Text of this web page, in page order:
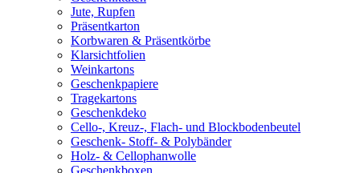
Jute, Rupfen
Präsentkarton
Korbwaren & Präsentkörbe
Klarsichtfolien
Weinkartons
Geschenkpapiere
Tragekartons
Geschenkdeko
Cello-, Kreuz-, Flach- und Blockbodenbeutel
Geschenk- Stoff- & Polybänder
Holz- & Cellophanwolle